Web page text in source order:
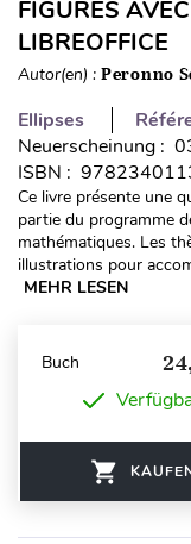
FIGURES
LIBREOFFICE
Autor(en) : Peronno
Ellipses
Neuerscheinung :
ISBN :
Ce livre présente une
partie du programme
mathématiques. Les
illustrations pour
MEHR LESEN
Buch